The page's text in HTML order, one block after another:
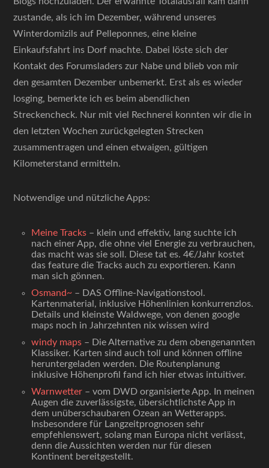
zustande, als ich im Dezember, während unseres
Winterdomizils auf Pelleponnes, eine kleine
Einkaufsfahrt ins Dorf machte. Dabei löste sich der
Kontakt des Forumsladers zur Nabe und blieb von mir
den gesamten Dezember unbemerkt. Erst als es wieder
losging, bemerkte ich es beim abendlichen
Streckencheck. Nur mit viel Rechnerei konnten wir die in
den letzten Wochen zurückgelegten Strecken
zusammentragen und einen etwaigen, gültigen
Kilometerstand ermitteln.
Notwendige und nützliche Apps:
Meine Tracks – klein und effektiv, lang suchte ich
nach einer App, die ohne viel Energie zu verbrauchen,
das macht was sie soll. Diese tat es. 4€/Jahr kostet
das feature die Tracks auch zu exportieren. Kann
man sich gönnen.
Osmand~ – DAS Offline-Navigationstool.
Kartenmaterial, inklusive Höhenlinien konkurrenzlos.
Details und kleinste Waldwege, von denen google
maps noch in Jahrzehnten nix wissen wird
windy maps – Die Alternative zu dem obengenannten
Klassiker. Karten sind auch toll und können offline
heruntergeladen werden. Die Routenplanung
inklusive Höhenprofil fand ich hier etwas intuitiver.
Warnwetter – vom DWD organisierte App. In meinen
Augen die zuverlässigste, übersichtlichste App in
dem unüberschaubaren Ozean an Wetterapps.
Insbesondere für Langzeitprognosen sehr
empfehlenswert, solang man Europa nicht verlässt,
denn die Aussichten werden nur für diesen
Kontinent bereitgestellt.